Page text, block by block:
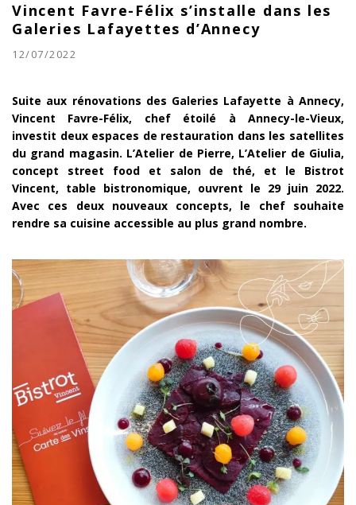
Vincent Favre-Félix s’installe dans les
Galeries Lafayettes d’Annecy
12/07/2022
Suite aux rénovations des Galeries Lafayette à Annecy,
Vincent Favre-Félix, chef étoilé à Annecy-le-Vieux,
investit deux espaces de restauration dans les satellites
du grand magasin. L’Atelier de Pierre, L’Atelier de Giulia,
concept street food et salon de thé, et le Bistrot
Vincent, table bistronomique, ouvrent le 29 juin 2022.
Avec ces deux nouveaux concepts, le chef souhaite
rendre sa cuisine accessible au plus grand nombre.